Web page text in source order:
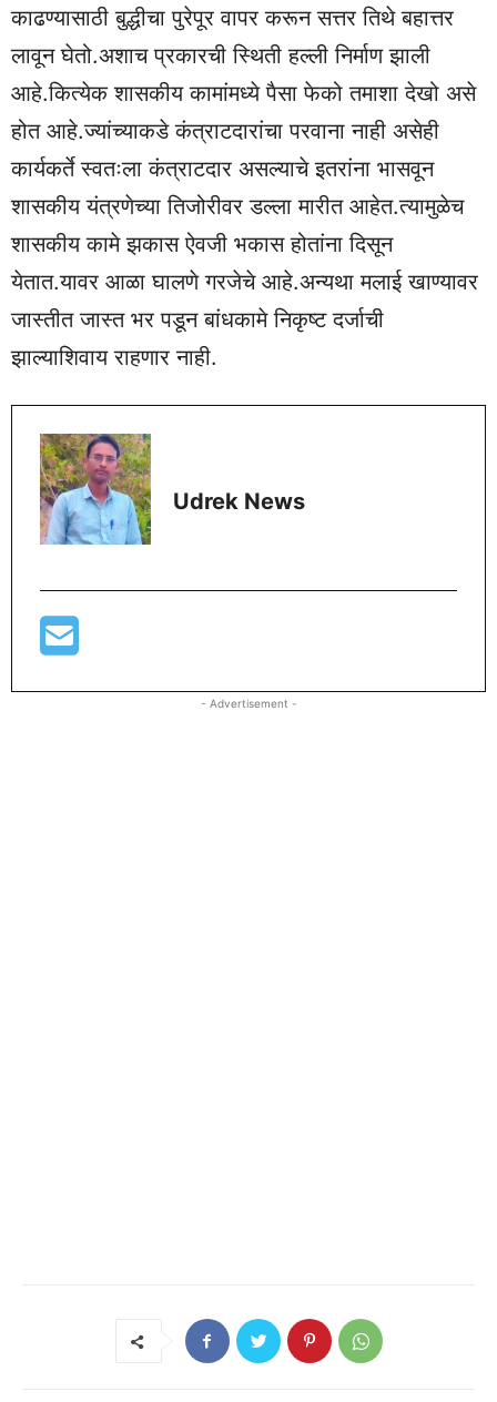
काढण्यासाठी बुद्धीचा पुरेपूर वापर करून सत्तर तिथे बहात्तर
लावून घेतो.अशाच प्रकारची स्थिती हल्ली निर्माण झाली
आहे.कित्येक शासकीय कामांमध्ये पैसा फेको तमाशा देखो असे
होत आहे.ज्यांच्याकडे कंत्राटदारांचा परवाना नाही असेही
कार्यकर्ते स्वतःला कंत्राटदार असल्याचे इतरांना भासवून
शासकीय यंत्रणेच्या तिजोरीवर डल्ला मारीत आहेत.त्यामुळेच
शासकीय कामे झकास ऐवजी भकास होतांना दिसून
येतात.यावर आळा घालणे गरजेचे आहे.अन्यथा मलाई खाण्यावर
जास्तीत जास्त भर पडून बांधकामे निकृष्ट दर्जाची
झाल्याशिवाय राहणार नाही.
Udrek News
- Advertisement -